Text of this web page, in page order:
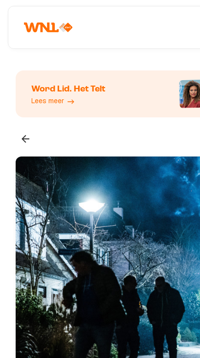
Word Lid. Het Telt
Lees meer